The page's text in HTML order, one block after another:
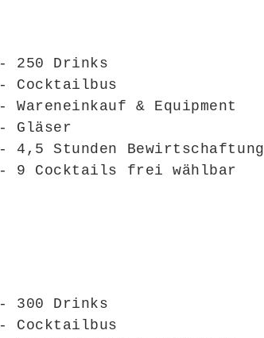
- 250 Drinks
- Cocktailbus
- Wareneinkauf & Equipment
- Gläser
- 4,5 Stunden Bewirtschaftung
- 9 Cocktails frei wählbar
- 300 Drinks
- Cocktailbus